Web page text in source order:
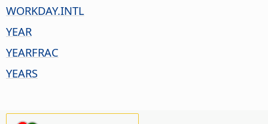
WORKDAY.INTL
YEAR
YEARFRAC
YEARS